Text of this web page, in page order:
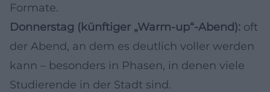
Formate.
Donnerstag (künftiger „Warm-up“-Abend): oft
der Abend, an dem es deutlich voller werden
kann – besonders in Phasen, in denen viele
Studierende in der Stadt sind.